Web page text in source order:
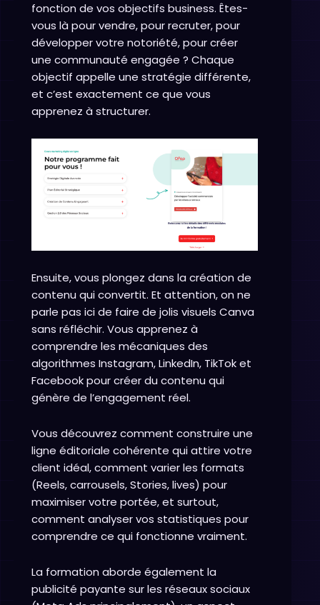
fonction de vos objectifs business. Êtes-
vous là pour vendre, pour recruter, pour
développer votre notoriété, pour créer
une communauté engagée ? Chaque
objectif appelle une stratégie différente,
et c’est exactement ce que vous
apprenez à structurer.
Ensuite, vous plongez dans la création de
contenu qui convertit. Et attention, on ne
parle pas ici de faire de jolis visuels Canva
sans réfléchir. Vous apprenez à
comprendre les mécaniques des
algorithmes Instagram, LinkedIn, TikTok et
Facebook pour créer du contenu qui
génère de l’engagement réel.
Vous découvrez comment construire une
ligne éditoriale cohérente qui attire votre
client idéal, comment varier les formats
(Reels, carrousels, Stories, lives) pour
maximiser votre portée, et surtout,
comment analyser vos statistiques pour
comprendre ce qui fonctionne vraiment.
La formation aborde également la
publicité payante sur les réseaux sociaux